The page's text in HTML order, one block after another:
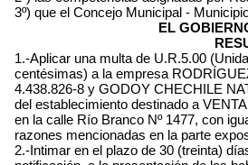
3º) que el Concejo Municipal -
EL
1.-Aplicar una multa de U.R.5.00
centésimas) a la empresa
4.438.826-8 y GODOY CHECHILE
del establecimiento destinado a
en la calle Río Branco Nº 1477, con
razones mencionadas en la parte
2.-Intimar en el plazo de 30 (treinta)